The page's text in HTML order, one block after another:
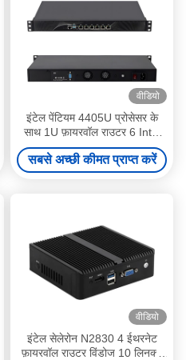
वीडियो
इंटेल पेंटियम 4405U प्रोसेसर के
साथ 1U फ़ायरवॉल राउटर 6 Intel
I225 2.5G नेटवर्क कार्ड LAN
DDR4 2 USB 3.0 Win7 Win10
मिनी कंप्यूटर
सबसे अच्छी कीमत प्राप्त करें
वीडियो
इंटेल सेलेरोन N2830 4 ईथरनेट
फ़ायरवॉल राउटर विंडोज 10 लिनक्स